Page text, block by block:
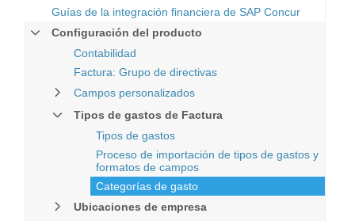
Guías de la integración financiera de SAP Concur
Configuración del producto
Contabilidad
Factura: Grupo de directivas
Campos personalizados
Tipos de gastos de Factura
Tipos de gastos
Proceso de importación de tipos de gastos y
formatos de campos
Categorías de gasto
Ubicaciones de empresa